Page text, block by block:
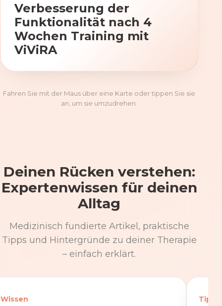
Verbesserung der
Funktionalität nach 4
Wochen Training mit
ViViRA
Fahren Sie mit der Maus über eine Karte oder tippen Sie sie
an, um sie umzudrehen.
Deinen Rücken verstehen:
Expertenwissen für deinen
Alltag
Medizinisch fundierte Artikel, praktische
Tipps und Hintergründe zu deiner Therapie
– einfach erklärt.
Wissen Tipps